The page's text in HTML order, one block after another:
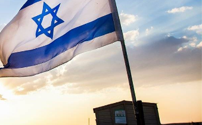
«La mia vita è rovinata». Investitori
in preda al panico dopo lo scoppio
della bolla AI